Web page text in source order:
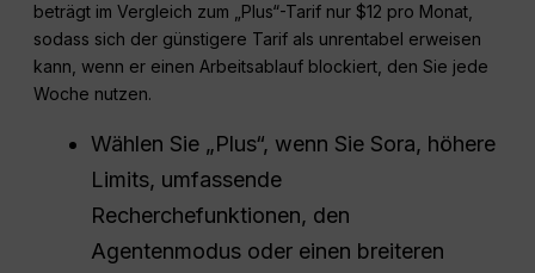
beträgt im Vergleich zum „Plus“-Tarif nur $12 pro Monat,
sodass sich der günstigere Tarif als unrentabel erweisen
kann, wenn er einen Arbeitsablauf blockiert, den Sie jede
Woche nutzen.
Wählen Sie „Plus“, wenn Sie Sora, höhere
Limits, umfassende
Recherchefunktionen, den
Agentenmodus oder einen breiteren